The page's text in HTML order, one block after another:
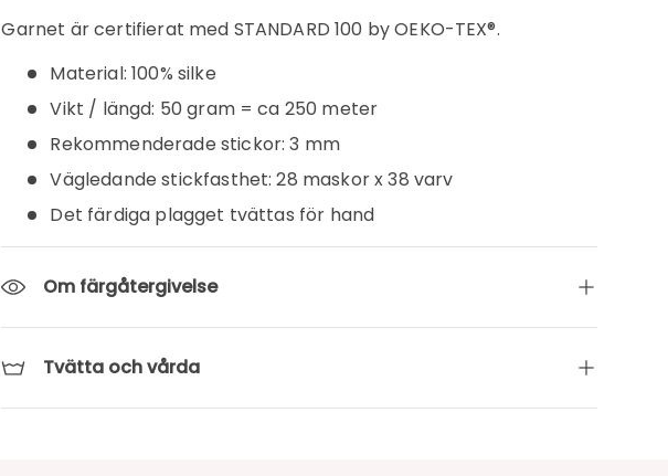
Garnet är certifierat med STANDARD 100 by OEKO-TEX®.
Material: 100% silke
Vikt / längd: 50 gram = ca 250 meter
Rekommenderade stickor: 3 mm
Vägledande stickfasthet: 28 maskor x 38 varv
Det färdiga plagget tvättas för hand
Om färgåtergivelse
Tvätta och vårda